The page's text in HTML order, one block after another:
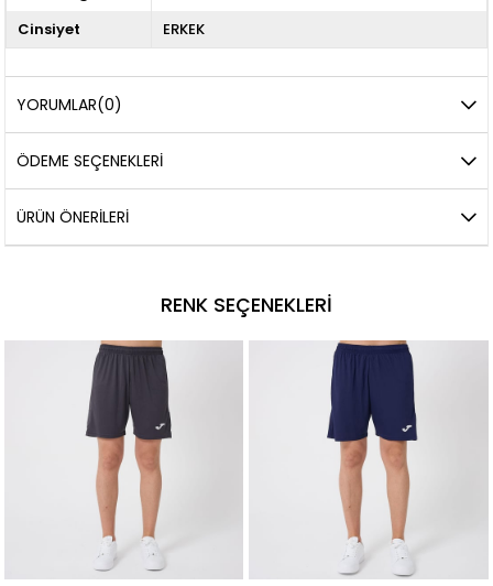
Cinsiyet
ERKEK
YORUMLAR(0)
ÖDEME SEÇENEKLERI
ÜRÜN ÖNERILERI
RENK SEÇENEKLERI